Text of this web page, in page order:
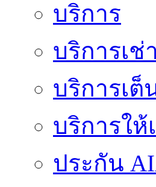
บริการ
บริการเช่
บริการเต็
บริการให้
ประกัน